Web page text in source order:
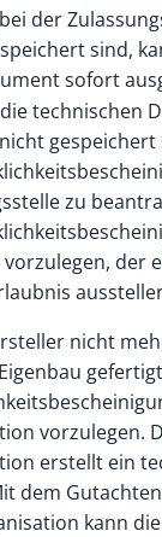
der
sind,
sofort
technischen
zu
der
nicht
vorzulegen.
erstellt ein
dem
kann